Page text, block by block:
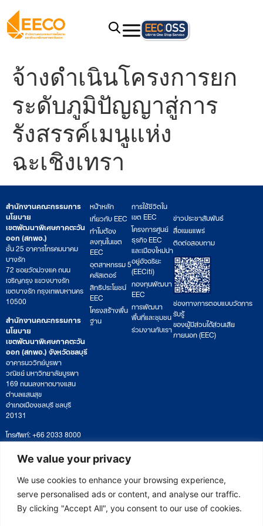
We value your privacy
We use cookies to enhance your browsing experience,
serve personalised ads or content, and analyse our traffic.
By clicking "Accept All", you consent to our use of cookies.
จ้างดำเนินโครงการยก
ระดับภูมิปัญญาสู่การ
รังสรรค์เมนูแห่ง
ฉะเชิงเทรา
สำนักงานคณะกรรมการ
นโยบาย
เขตพัฒนาพิเศษภาคตะวัน
ออก (สกพอ.)
ชั้น 25 อาคารโทรคมนาคม
บางรัก
72 ซอยวัดม่วงแค ถนน
เจริญกรุง แขวงบางรัก
เขตบางรัก กรุงเทพมหานคร
10500
สำนักงานคณะกรรมการ
นโยบาย
เขตพัฒนาพิเศษภาคตะวัน
ออก (สกพอ.) จังหวัดชลบุรี
อาคารนววิทย์บูรพา
วณิชย์ มหาวิทยาลัยบูรพา
169 ถนนลงหาดบางแสน
ตำบลแสนสุข
อำเภอเมืองชลบุรี ชลบุรี
20131
โทรศัพท์: +66 2033 8000
เวลาทำการ: จันทร์ – ศุกร์
09:00 – 17:00 น.
ติดตามหนังสือหรือยื่นเอกสาร
saraban@eeco.or.th
หน้าหลัก
เกี่ยวกับ EEC
ทำไมต้อง
ลงทุนในเขต
EEC
อุตสาหกรรม 5
คลัสเตอร์
สิทธิประโยชน์
EEC
โครงสร้างพื้น
ฐาน
การใช้ชีวิตใน
เขต EEC
โครงการศูนย์
ธุรกิจ EEC
และเมืองใหม่น่า
อยู่อัจฉริยะ
(EECiti)
กองทุนพัฒนา
EEC
การพัฒนา
พื้นที่และชุมชน
ร่วมงานกับเรา
ข่าวประชาสัมพันธ์
สื่อเผยแพร่
ติดต่อสอบถาม
ช่องทางการตอบแบบวัดการ
รับรู้
ของผู้มีส่วนได้ส่วนเสีย
ภายนอก (EEC)